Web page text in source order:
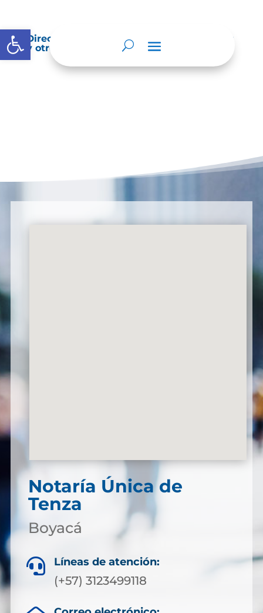
Abrir barra de herramientas
Directorio de agremiaciones, asociaciones
y otros grupos de interés
Notaría Única de
Tenza
Boyacá
 Líneas de atención:
(+57) 3123499118